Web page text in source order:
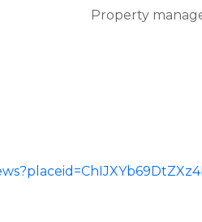
Property